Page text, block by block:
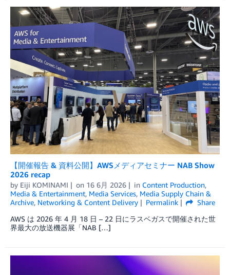
【開催報告 & 資料公開】AWSメディアセミナー NAB Show
2026 recap
by Eiji KOMINAMI on 16 6月 2026 in Content Production,
Media & Entertainment, Media Services, Media Supply Chain &
Archive, Networking & Content Delivery Permalink
Share
AWS は 2026 年 4 月 18 日 – 22 日にラスベガスで開催された世
界最大の放送機器展「NAB […]